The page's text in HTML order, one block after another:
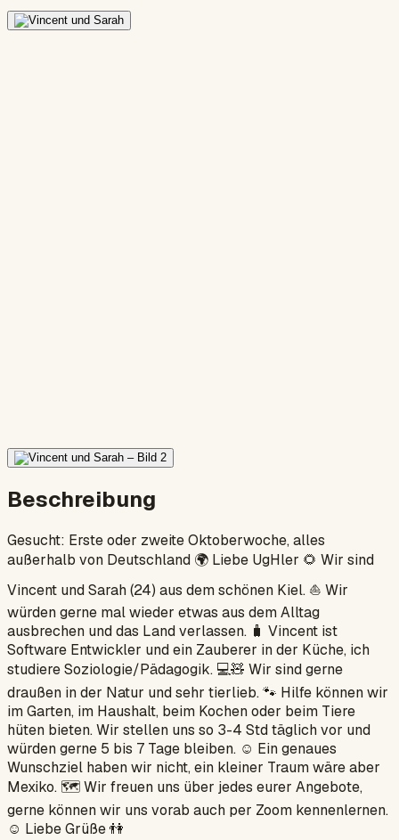
Beschreibung
Gesucht: Erste oder zweite Oktoberwoche, alles
außerhalb von Deutschland 🌍 Liebe UgHler 🌻 Wir sind
Vincent und Sarah (24) aus dem schönen Kiel. ⛵️ Wir
würden gerne mal wieder etwas aus dem Alltag
ausbrechen und das Land verlassen. 🧳 Vincent ist
Software Entwickler und ein Zauberer in der Küche, ich
studiere Soziologie/Pädagogik. 💻🧸 Wir sind gerne
draußen in der Natur und sehr tierlieb. 🐾 Hilfe können wir
im Garten, im Haushalt, beim Kochen oder beim Tiere
hüten bieten. Wir stellen uns so 3-4 Std täglich vor und
würden gerne 5 bis 7 Tage bleiben. ☺️ Ein genaues
Wunschziel haben wir nicht, ein kleiner Traum wäre aber
Mexiko. 🗺 Wir freuen uns über jedes eurer Angebote,
gerne können wir uns vorab auch per Zoom kennenlernen.
☺️ Liebe Grüße 👫